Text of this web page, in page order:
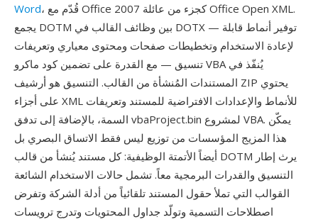
Word، قُدّم مع Office 2007 كجزء من عائلة Office Open XML.
يجمع DOTM بين وظائف القالب في DOTX — توفير أنماط قابلة
لإعادة الاستخدام وتخطيطات صفحات ومحتوى معياري وتعريفات
تنسيق — مع القدرة على تضمين كود ماكرو VBA يُنفّذ في
المستندات المُنشأة من القالب. التنسيق هو أرشيف ZIP يحتوي
على أجزاء XML للأنماط والإعدادات الافتراضية للمستند وتعريفات
السمة، بالإضافة إلى تدفق vbaProject.bin لمشروع VBA. يمكّن
هذا المزيج المؤسسات من توزيع ليس فقط الاتساق البصري بل
أيضاً الأتمتة الوظيفية: كل مستند يُنشأ من قالب DOTM يرث إطار
التنسيق والقدرات البرمجية معاً. تشمل حالات الاستخدام الشائعة
القوالب التي تملأ حقول المستند تلقائياً من أدلة الشركة وتفرض
اصطلاحات التسمية وتولّد جداول المحتويات وتدرج ترويسات